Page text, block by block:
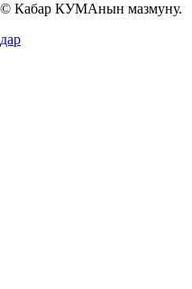
© Кабар КУМАнын мазмуну.